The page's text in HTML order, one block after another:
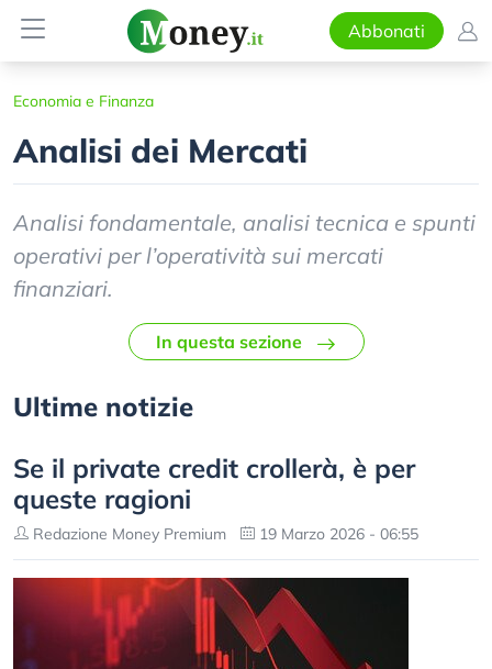
Abbonati
Economia e Finanza
Analisi dei Mercati
Analisi fondamentale, analisi tecnica e spunti
operativi per l’operatività sui mercati
finanziari.
In questa sezione
Ultime notizie
Se il private credit crollerà, è per
queste ragioni
Redazione Money Premium 19 Marzo 2026 - 06:55